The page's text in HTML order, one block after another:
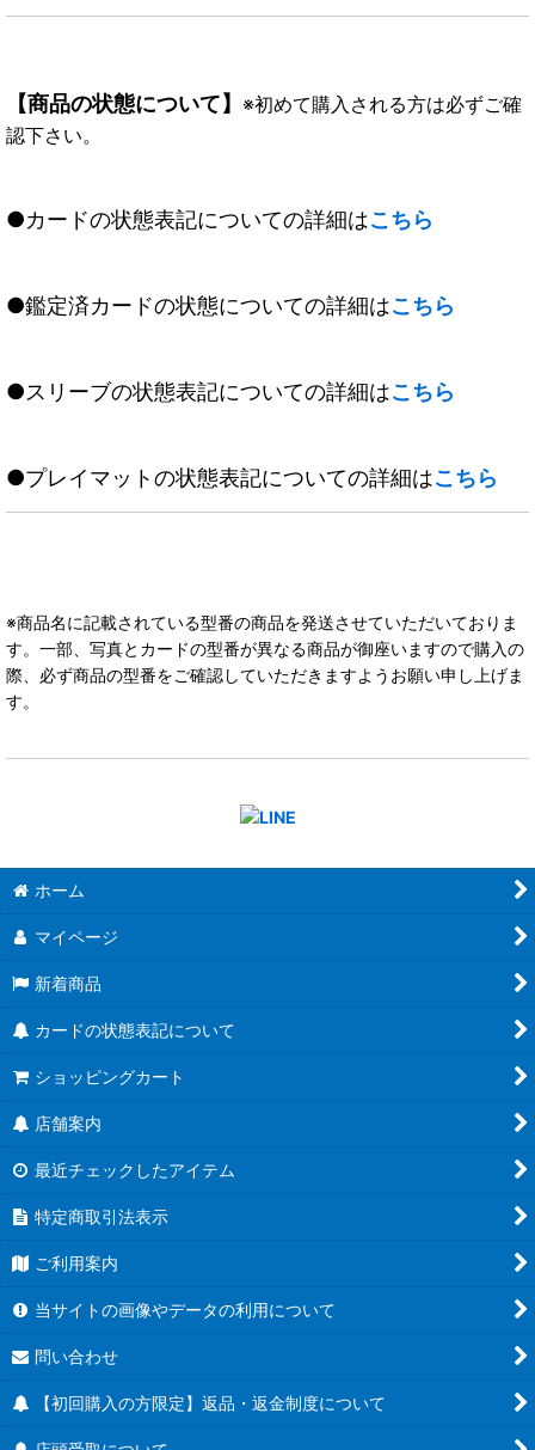
【商品の状態について】 ※初めて購入される方は必ずご確
認下さい。
●カードの状態表記についての詳細はこちら
●鑑定済カードの状態についての詳細はこちら
●スリーブの状態表記についての詳細はこちら
●プレイマットの状態表記についての詳細はこちら
※商品名に記載されている型番の商品を発送させていただいておりま
す。一部、写真とカードの型番が異なる商品が御座いますので購入の
際、必ず商品の型番をご確認していただきますようお願い申し上げま
す。
ホーム
マイページ
新着商品
カードの状態表記について
ショッピングカート
店舗案内
最近チェックしたアイテム
特定商取引法表示
ご利用案内
当サイトの画像やデータの利用について
問い合わせ
【初回購入の方限定】返品・返金制度について